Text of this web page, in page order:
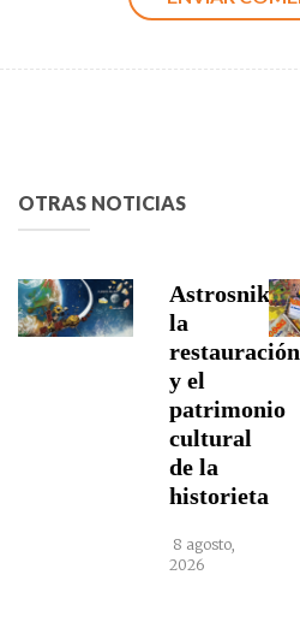
OTRAS NOTICIAS
Astrosniks,
la
restauración
y el
patrimonio
cultural
de la
historieta
8 agosto,
2026